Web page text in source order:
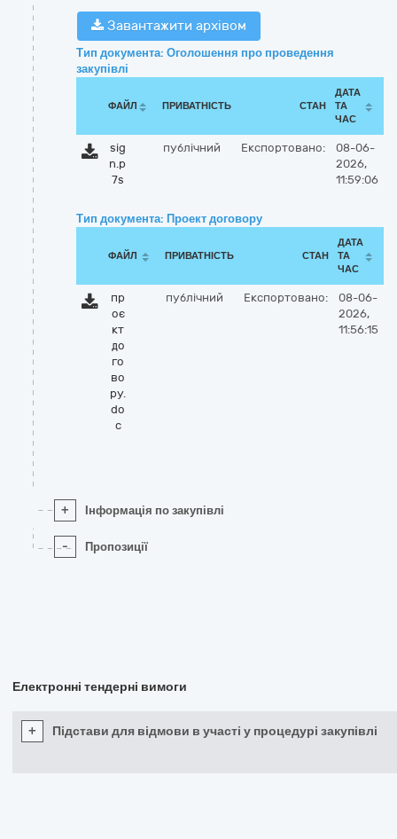
Завантажити архівом
Тип документа: Оголошення про проведення
закупівлі
ФАЙЛ ПРИВАТНІСТЬ СТАН
ДАТА
ТА
ЧАС
sig
n.p
7s
публічний Експортовано:
08-06-
2026,
11:59:06
Тип документа: Проект договору
ФАЙЛ ПРИВАТНІСТЬ СТАН
ДАТА
ТА
ЧАС
пр
оє
кт
до
го
во
ру.
do
c
публічний Експортовано:
08-06-
2026,
11:56:15
+ Інформація по закупівлі
- Пропозиції
Електронні тендерні вимоги
+ Підстави для відмови в участі у процедурі закупівлі